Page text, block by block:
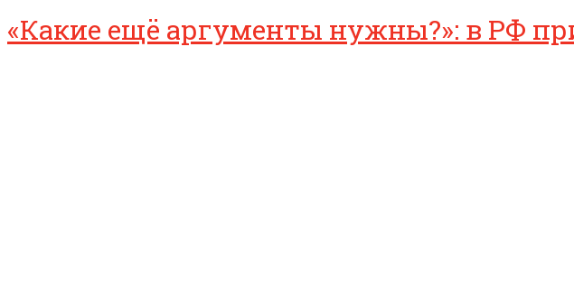
«Какие ещё аргументы нужны?»: в РФ